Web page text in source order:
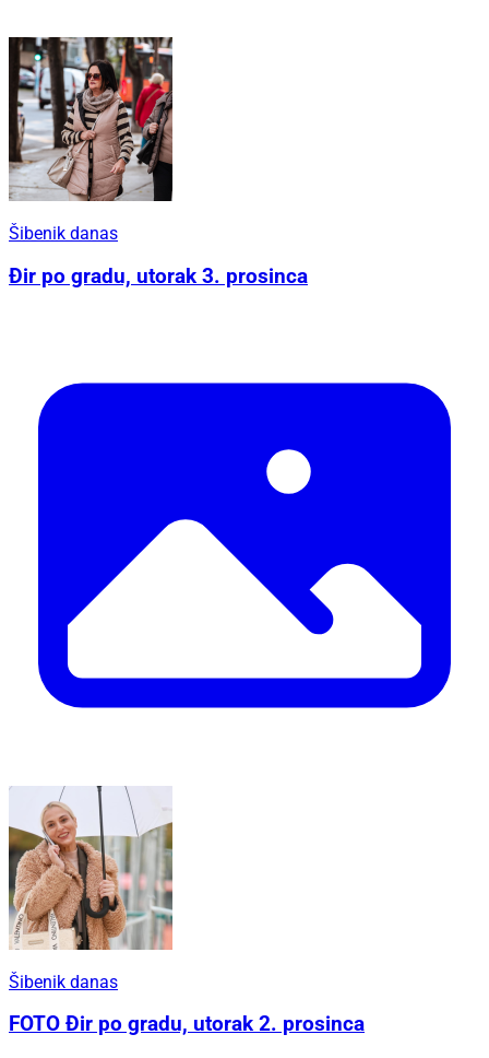
Šibenik danas
Đir po gradu, utorak 3. prosinca
Šibenik danas
FOTO Đir po gradu, utorak 2. prosinca